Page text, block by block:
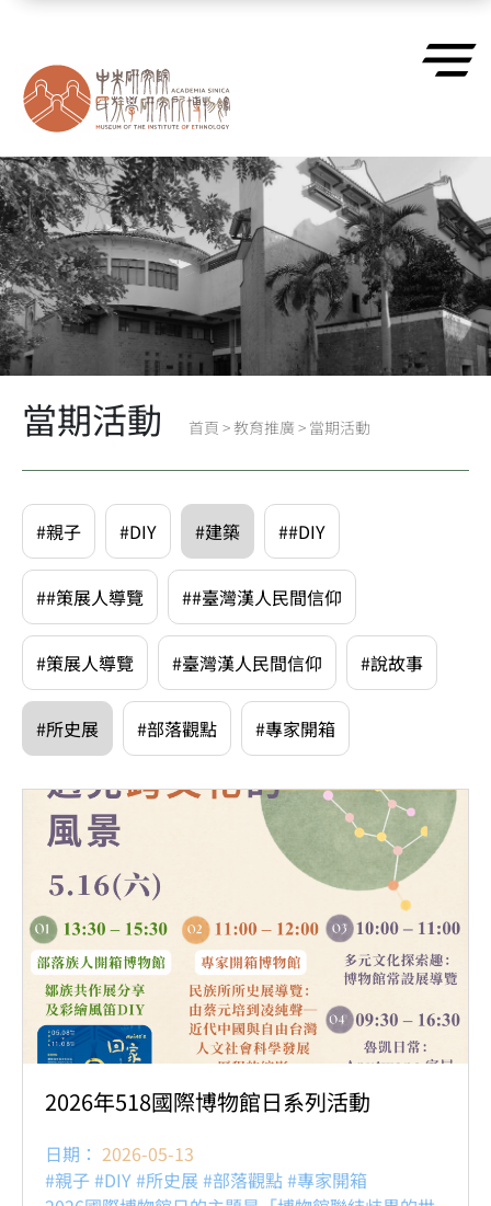
當期活動 首頁 >教育推廣 > 當期活動
#親子 #DIY #建築 ##DIY
##策展人導覽 ##臺灣漢人民間信仰
#策展人導覽 #臺灣漢人民間信仰 #說故事
#所史展 #部落觀點 #專家開箱
2026年518國際博物館日系列活動
日期： 2026-05-13
#親子 #DIY #所史展 #部落觀點 #專家開箱